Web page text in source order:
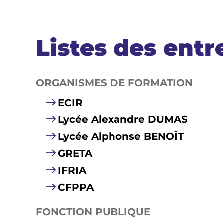
Listes des
ORGANISMES DE FORMATION
ECIR
Lycée Alexandre DUMAS
Lycée Alphonse BENOÎT
GRETA
IFRIA
CFPPA
FONCTION PUBLIQUE